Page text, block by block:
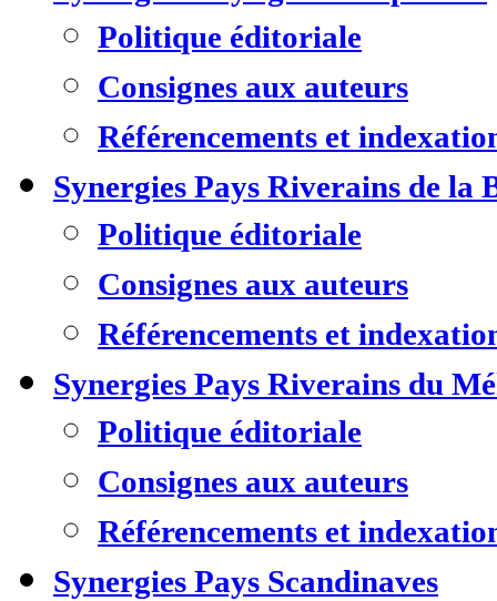
Politique éditoriale
Consignes aux auteurs
Référencements et
Synergies Pays Riverains de la
Politique éditoriale
Consignes aux auteurs
Référencements et
Synergies Pays Riverains du
Politique éditoriale
Consignes aux auteurs
Référencements et
Synergies Pays Scandinaves